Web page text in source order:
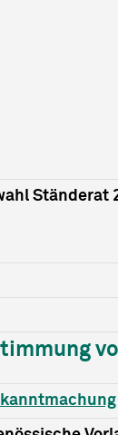
Ständerat